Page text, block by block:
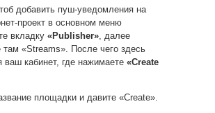
добавить пуш-уведомления на
проект в основном меню
вкладку «Publisher» , далее
там «Streams». После чего здесь
ваш кабинет, где нажимаете «Create
площадки и давите «Create».